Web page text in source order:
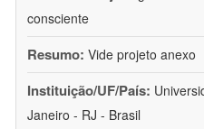
consciente
Resumo: Vide projeto anexo
Instituição/UF/País:
Janeiro - RJ - Brasil